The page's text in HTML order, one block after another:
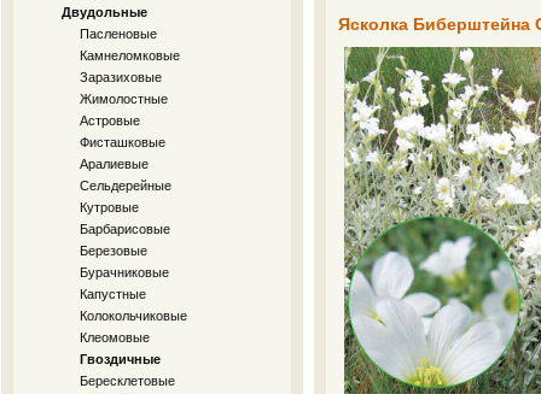
Двудольные
Пасленовые
Камнеломковые
Заразиховые
Жимолостные
Астровые
Фисташковые
Аралиевые
Сельдерейные
Кутровые
Барбарисовые
Березовые
Бурачниковые
Капустные
Колокольчиковые
Клеомовые
Гвоздичные
Бересклетовые
Ясколка Биберштейна